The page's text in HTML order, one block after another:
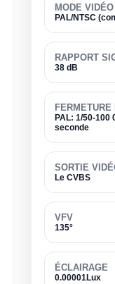
MODE VIDÉO
PAL/NTSC
RAPPORT
38 dB
FERMETURE
PAL: 1/50-100
seconde
SORTIE
Le CVBS
VFV
135°
ÉCLAIRAGE
0.00001Lux